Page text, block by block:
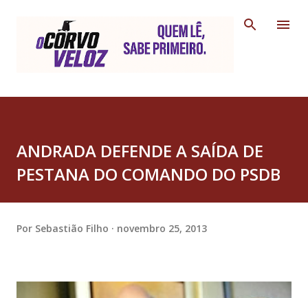
ANDRADA DEFENDE A SAÍDA DE
PESTANA DO COMANDO DO PSDB
Por Sebastião Filho novembro 25, 2013